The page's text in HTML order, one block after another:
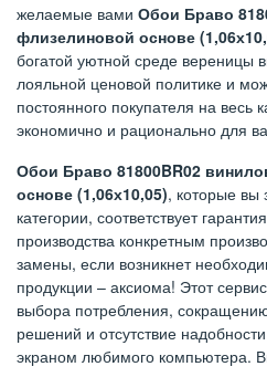
желаемые вами Обои Браво
флизелиновой основе
богатой уютной среде вереницы
лояльной ценовой политике и
постоянного покупателя на весь
экономично и рационально для
Обои Браво 81800BR02
основе (1,06х10,05), которые вы
категории, соответствует
производства конкретным
замены, если возникнет
продукции – аксиома! Этот
выбора потребления,
решений и отсутствие
экраном любимого компьютера.